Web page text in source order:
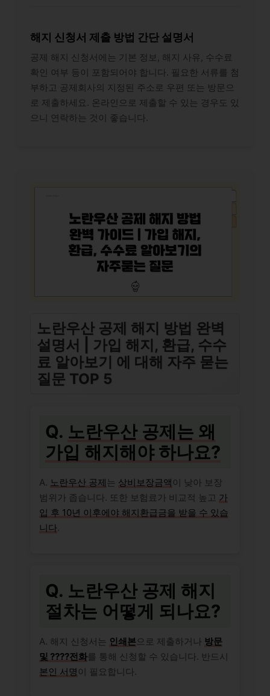
해지 신청서 제출 방법 간단 설명서
공제 해지 신청서에는 기본 정보, 해지 사유, 수수료
확인 여부 등이 포함되어야 합니다. 필요한 서류를 첨
부하고 공제회사의 지정된 주소로 우편 또는 방문으
로 제출하세요. 온라인으로 제출할 수 있는 경우도 있
으니 연락하는 것이 좋습니다.
노란우산 공제 해지 방법 완벽
설명서 | 가입 해지, 환급, 수수
료 알아보기 에 대해 자주 묻는
질문 TOP 5
Q. 노란우산 공제는 왜
가입 해지해야 하나요?
A. 노란우산 공제는 상비보장금액 이 낮아 보장
범위가 좁습니다. 또한 보험료가 비교적 높고 가
입 후 10년 이후에야 해지환급금을 받을 수 있습
니다.
Q. 노란우산 공제 해지
절차는 어떻게 되나요?
A. 해지 신청서는 인쇄본으로 제출하거나 방문
및 ????전화를 통해 신청할 수 있습니다. 반드시
본인 서명 이 필요합니다.